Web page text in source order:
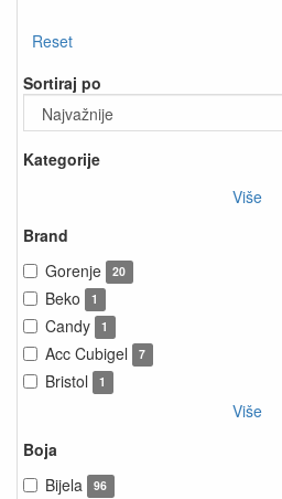
Reset
Sortiraj po
Kategorije
Više
Brand
Gorenje
20
Beko 1
Candy 1
Acc Cubigel 7
Bristol 1
Više
Boja
Bijela
96